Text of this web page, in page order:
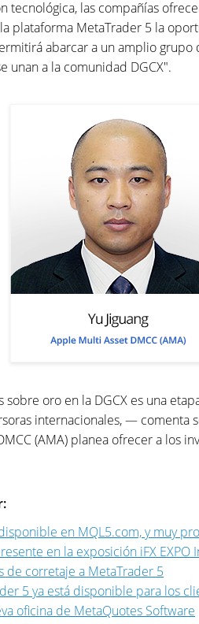
las compañías
plataforma MetaTrader 5 la
abarcar a un amplio
unan a la comunidad DGCX".
oro en la DGCX es una
internacionales, —
(AMA) planea ofrecer a los
en MQL5.com, y muy
en la exposición iFX EXPO
de corretaje a MetaTrader 5
5 ya está disponible para los
oficina de MetaQuotes Software